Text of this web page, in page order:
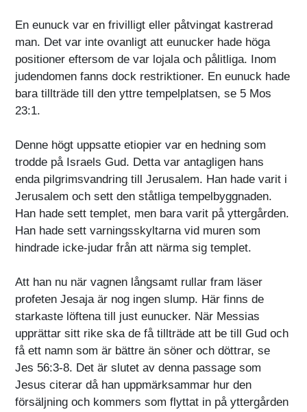
En eunuck var en frivilligt eller påtvingat kastrerad
man. Det var inte ovanligt att eunucker hade höga
positioner eftersom de var lojala och pålitliga. Inom
judendomen fanns dock restriktioner. En eunuck hade
bara tillträde till den yttre tempelplatsen, se 5 Mos
23:1.
Denne högt uppsatte etiopier var en hedning som
trodde på Israels Gud. Detta var antagligen hans
enda pilgrimsvandring till Jerusalem. Han hade varit i
Jerusalem och sett den ståtliga tempelbyggnaden.
Han hade sett templet, men bara varit på yttergården.
Han hade sett varningsskyltarna vid muren som
hindrade icke-judar från att närma sig templet.
Att han nu när vagnen långsamt rullar fram läser
profeten Jesaja är nog ingen slump. Här finns de
starkaste löftena till just eunucker. När Messias
upprättar sitt rike ska de få tillträde att be till Gud och
få ett namn som är bättre än söner och döttrar, se
Jes 56:3-8. Det är slutet av denna passage som
Jesus citerar då han uppmärksammar hur den
försäljning och kommers som flyttat in på yttergården